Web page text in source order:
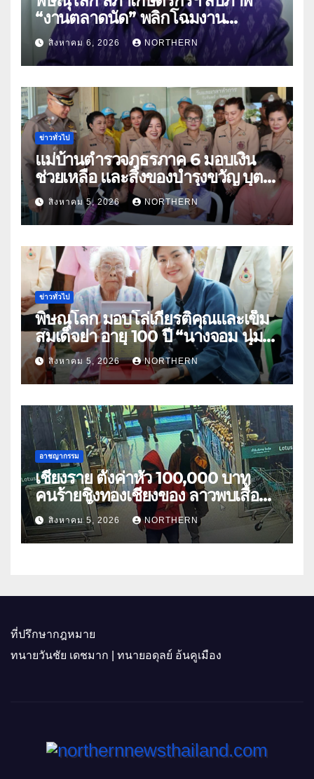
“งานตลาดนัด” พลิกโฉมงาน
“เกษตรรุ่งเรืองเมืองสองแคว 69” มุ่ง
ประโยชน์เกษตรกร ดึงนวัตกรรม-จับ
คู่ธุรกิจดันสินค้าเกษตรสู่สากล (คลิป)
สิงหาคม 6, 2026 NORTHERN
ข่าวทั่วไป
แม่บ้านตำรวจภูธรภาค 6 มอบเงิน
ช่วยเหลือ และสิ่งของบำรุงขวัญ บุตร-
ธิดา ข้าราชการตำรวจจังหวัด
อุทัยธานี
สิงหาคม 5, 2026 NORTHERN
ข่าวทั่วไป
พิษณุโลก มอบโล่เกียรติคุณและเข็ม
สมเด็จย่า อายุ 100 ปี “นางจอม นุ่ม
เนตร” ตำบลบ้านกร่าง อำเภอเมือง
สิงหาคม 5, 2026 NORTHERN
อาชญากรรม
เชียงราย ตั้งค่าหัว 100,000 บาท
คนร้ายชิงทองเชียงของ ลาวพบเสื้อผ้า
คนร้ายตั้งจุดตรวจตามเส้นทาง
สิงหาคม 5, 2026 NORTHERN
ที่ปรึกษากฎหมาย
ทนายวันชัย เดชมาก | ทนายอดุลย์ อ้นคูเมือง